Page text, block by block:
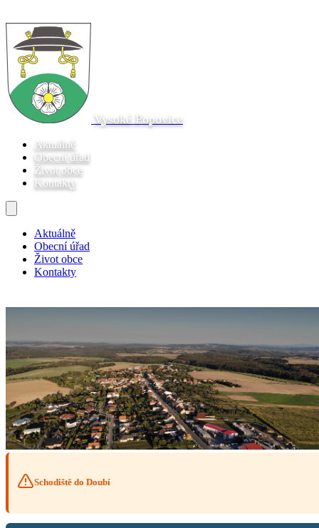
Vysoké Popovice
Aktuálně
Obecní úřad
Život obce
Kontakty
Aktuálně
Obecní úřad
Život obce
Kontakty
Schodiště do Doubí